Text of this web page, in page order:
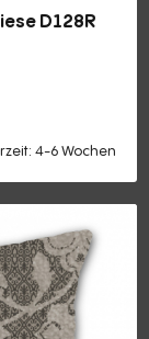
D128R
4-6 Wochen